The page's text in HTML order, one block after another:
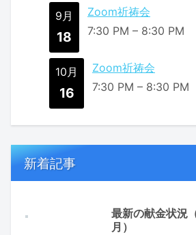
9月
18
Zoom祈祷会
7:30 PM – 8:30 PM
10月
16
Zoom祈祷会
7:30 PM – 8:30 PM
新着記事
最新の献金状況
月）